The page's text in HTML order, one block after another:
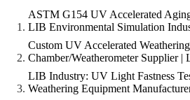
ASTM G154 UV Accelerated
LIB Environmental Simulation
Custom UV Accelerated
Chamber/Weatherometer Supplier |
LIB Industry: UV Light Fastness
Weathering Equipment